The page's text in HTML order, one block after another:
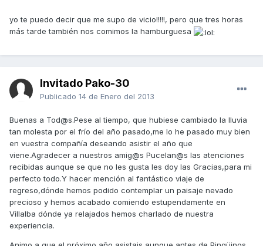
yo te puedo decir que me supo de vicio!!!!!, pero que tres horas
más tarde también nos comimos la hamburguesa
Invitado Pako-30
Publicado 14 de Enero del 2013
Buenas a Tod@s.Pese al tiempo, que hubiese cambiado la lluvia
tan molesta por el frío del año pasado,me lo he pasado muy bien
en vuestra compañía deseando asistir el año que
viene.Agradecer a nuestros amig@s Pucelan@s las atenciones
recibidas aunque se que no les gusta les doy las Gracias,para mi
perfecto todo.Y hacer mención al fantástico viaje de
regreso,dónde hemos podido contemplar un paisaje nevado
precioso y hemos acabado comiendo estupendamente en
Villalba dónde ya relajados hemos charlado de nuestra
experiencia.